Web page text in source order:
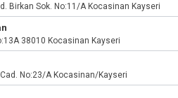
Birkan Sok. No:11/A Kocasinan Kayseri
38010 Kocasinan Kayseri
No:23/A Kocasinan/Kayseri